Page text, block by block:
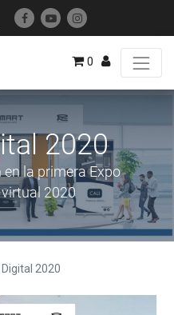
0
2020
la primera Expo
2020
Digital 2020